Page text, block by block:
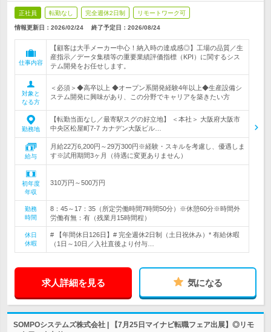
正社員 転勤なし 完全週休2日制 リモートワーク可
情報更新日：2026/02/24 終了予定日： 2026/08/24
仕事内容
【顧客は大手メーカー中心！納入時の達成感◎】工場の品質／生
産指示／データ集積等の重要業績評価指標（KPI）に関するシス
テム開発をお任せします。
対象と
なる方
＜必須＞◆高卒以上 ◆オープン系開発経験4年以上◆生産設備シ
ステム開発に興味があり、この分野でキャリアを築きたい方
勤務地
【転勤当面なし／最寄駅スグの好立地】 ＜本社＞ 大阪府大阪市
中央区松屋町7-7 カナデン大阪ビル…
給与
月給22万6,200円～29万300円※経験・スキルを考慮し、優遇しま
す※試用期間3ヶ月（待遇に変更ありません）
初年度
年収
310万円～500万円
勤務
時間
8：45～17：35（所定労働時間7時間50分）※休憩60分※時間外
労働有無：有（残業月15時間程）
休日
休暇
# 【年間休日126日】# 完全週休2日制（土日祝休み）* 有給休暇
（1日～10日／入社直後より付与…
求人詳細を見る 気になる
SOMPOシステムズ株式会社 | 【7月25日マイナビ転職フェア出展】◎リモ